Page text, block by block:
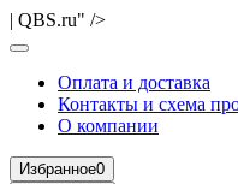
| QBS.ru" />
Оплата и доставка
Контакты и схема
О компании
Избранное0